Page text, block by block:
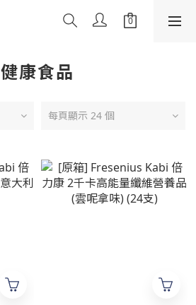
健康食品
每頁顯示 24 個